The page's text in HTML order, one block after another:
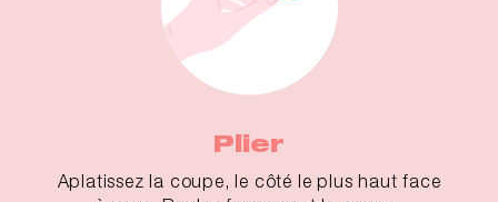
Plier
Aplatissez la coupe, le côté le plus haut face